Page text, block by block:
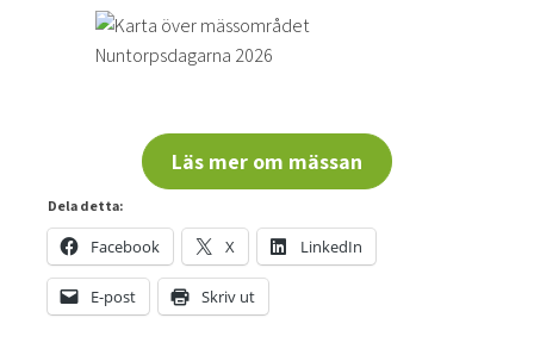
Läs mer om mässan
Dela detta:
Facebook X LinkedIn
E-post Skriv ut